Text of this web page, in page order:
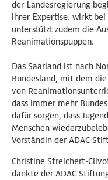
der Landesregierung
ihrer Expertise, wirkt
unterstützt zudem die
Reanimationspuppen.
Das Saarland ist nach
Bundesland, mit dem
von
dass immer mehr
dafür sorgen, dass
Menschen
Vorständin der ADAC
Christine Streichert-
dankte der ADAC